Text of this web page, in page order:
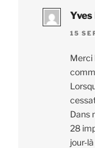
15
Merci
Dans
28
jour-